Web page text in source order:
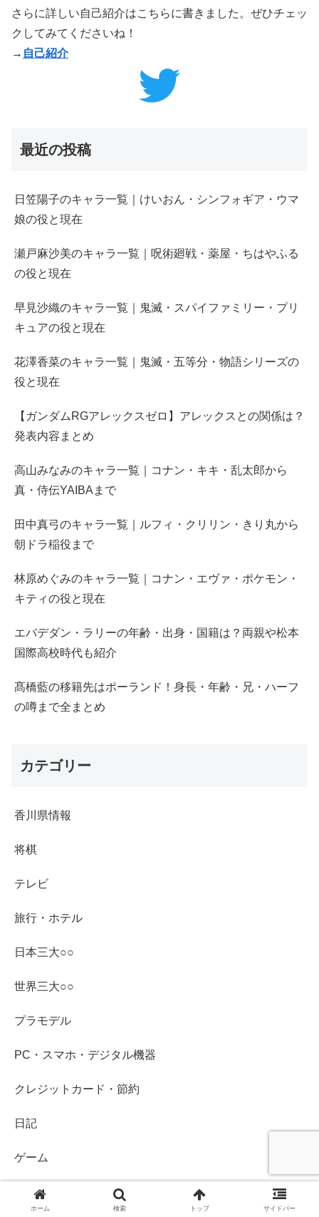
さらに詳しい自己紹介はこちらに書きました。ぜひチェッ
クしてみてくださいね！
→ 自己紹介
最近の投稿
日笠陽子のキャラ一覧｜けいおん・シンフォギア・ウマ
娘の役と現在
瀬戸麻沙美のキャラ一覧｜呪術廻戦・薬屋・ちはやふる
の役と現在
早見沙織のキャラ一覧｜鬼滅・スパイファミリー・プリ
キュアの役と現在
花澤香菜のキャラ一覧｜鬼滅・五等分・物語シリーズの
役と現在
【ガンダムRGアレックスゼロ】アレックスとの関係は？
発表内容まとめ
高山みなみのキャラ一覧｜コナン・キキ・乱太郎から
真・侍伝YAIBAまで
田中真弓のキャラ一覧｜ルフィ・クリリン・きり丸から
朝ドラ稲役まで
林原めぐみのキャラ一覧｜コナン・エヴァ・ポケモン・
キティの役と現在
エバデダン・ラリーの年齢・出身・国籍は？両親や松本
国際高校時代も紹介
髙橋藍の移籍先はポーランド！身長・年齢・兄・ハーフ
の噂まで全まとめ
カテゴリー
香川県情報
将棋
テレビ
旅行・ホテル
日本三大○○
世界三大○○
プラモデル
PC・スマホ・デジタル機器
クレジットカード・節約
日記
ゲーム
ドラマ
ホーム 検索 トップ サイドバー